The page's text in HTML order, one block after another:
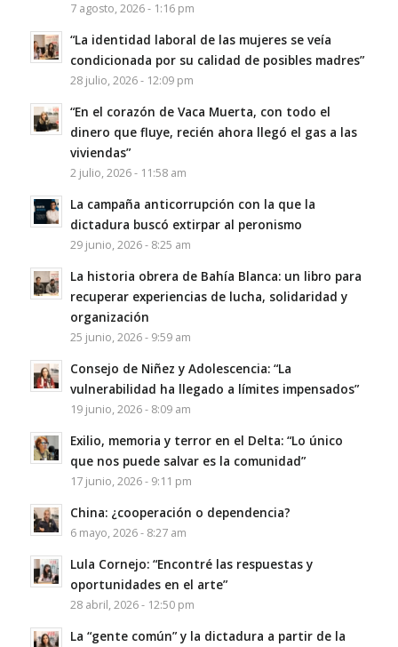
7 agosto, 2026 - 1:16 pm
“La identidad laboral de las mujeres se veía
condicionada por su calidad de posibles madres”
28 julio, 2026 - 12:09 pm
“En el corazón de Vaca Muerta, con todo el
dinero que fluye, recién ahora llegó el gas a las
viviendas”
2 julio, 2026 - 11:58 am
La campaña anticorrupción con la que la
dictadura buscó extirpar al peronismo
29 junio, 2026 - 8:25 am
La historia obrera de Bahía Blanca: un libro para
recuperar experiencias de lucha, solidaridad y
organización
25 junio, 2026 - 9:59 am
Consejo de Niñez y Adolescencia: “La
vulnerabilidad ha llegado a límites impensados”
19 junio, 2026 - 8:09 am
Exilio, memoria y terror en el Delta: “Lo único
que nos puede salvar es la comunidad”
17 junio, 2026 - 9:11 pm
China: ¿cooperación o dependencia?
6 mayo, 2026 - 8:27 am
Lula Cornejo: “Encontré las respuestas y
oportunidades en el arte”
28 abril, 2026 - 12:50 pm
La “gente común” y la dictadura a partir de la